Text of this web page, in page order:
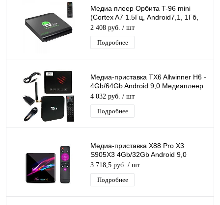
Медиа плеер Орбита T-96 mini
(Cortex A7 1.5Гц, Android7,1, 1Гб,
Flash 8ГБ, Wi-Fi)/40
2 408 руб. / шт
Подробнее
Медиа-приставка TX6 Allwinner H6 -
4Gb/64Gb Android 9,0 Медиаплеер
Smart tv IPTV OTT приставка 4K HD
4 032 руб. / шт
Подробнее
Медиа-приставка X88 Pro X3
S905X3 4Gb/32Gb Android 9,0
Медиаплеер Smart tv IPTV
приставка 8K H.265
3 718,5 руб. / шт
Подробнее